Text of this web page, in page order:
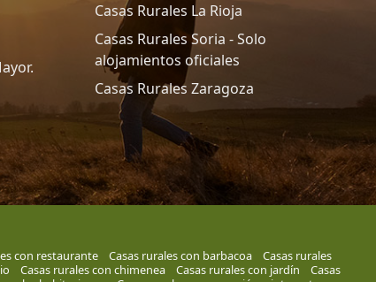
Casas Rurales La Rioja
Casas Rurales Soria - Solo
alojamientos oficiales
Casas Rurales Zaragoza
con restaurante Casas rurales con barbacoa
Casas rurales
Casas rurales con chimenea Casas rurales con jardín
Casas